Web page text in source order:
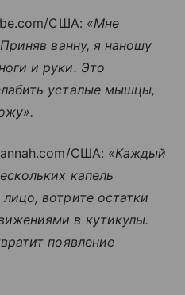
США: «Мне
ванну, я наношу
и руки. Это
усталые мышцы,
США: «Каждый
капель
вотрите остатки
в кутикулы.
появление